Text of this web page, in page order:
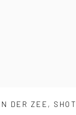
DER ZEE , SHOT